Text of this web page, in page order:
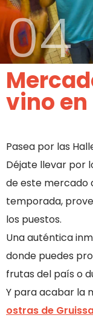
04
vino
Pasea por las
Déjate llevar por
de este mercado
temporada,
los puestos.
Una auténtica
donde puedes
frutas del país o
Y para acabar la
ostras de